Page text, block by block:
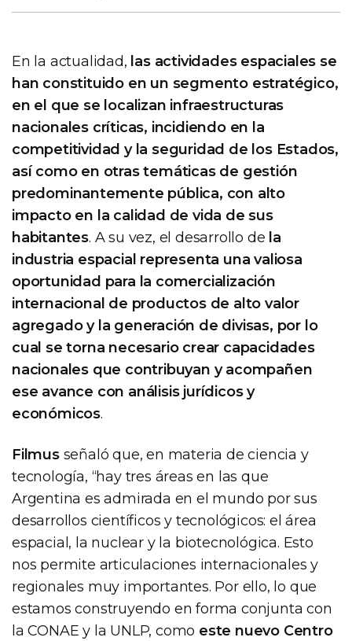
En la actualidad, las actividades espaciales se
han constituido en un segmento estratégico,
en el que se localizan infraestructuras
nacionales críticas, incidiendo en la
competitividad y la seguridad de los Estados,
así como en otras temáticas de gestión
predominantemente pública, con alto
impacto en la calidad de vida de sus
habitantes. A su vez, el desarrollo de la
industria espacial representa una valiosa
oportunidad para la comercialización
internacional de productos de alto valor
agregado y la generación de divisas, por lo
cual se torna necesario crear capacidades
nacionales que contribuyan y acompañen
ese avance con análisis jurídicos y
económicos.
Filmusseñaló que, en materia de ciencia y
tecnología, “hay tres áreas en las que
Argentina es admirada en el mundo por sus
desarrollos científicos y tecnológicos: el área
espacial, la nuclear y la biotecnológica. Esto
nos permite articulaciones internacionales y
regionales muy importantes. Por ello, lo que
estamos construyendo en forma conjunta con
la CONAE y la UNLP, como este nuevo Centro